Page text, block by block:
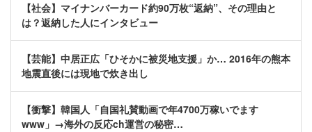
【社会】マイナンバーカード約90万枚“返納”、その理由と
は？返納した人にインタビュー
【芸能】中居正広「ひそかに被災地支援」か… 2016年の熊本
地震直後には現地で炊き出し
【衝撃】韓国人「自国礼賛動画で年4700万稼いでます
www」→海外の反応ch運営の秘密…